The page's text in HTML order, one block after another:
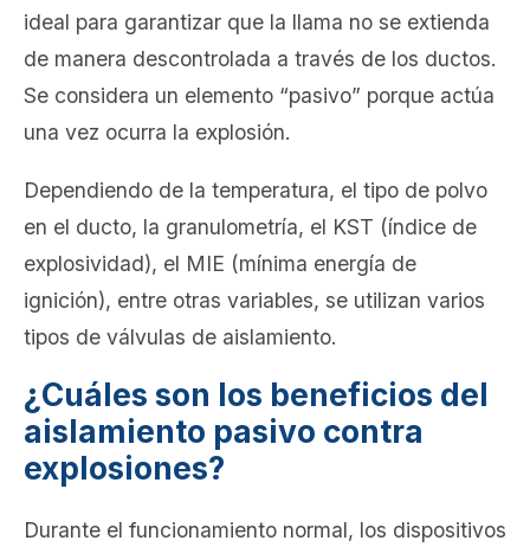
ideal para garantizar que la llama no se extienda
de manera descontrolada a través de los ductos.
Se considera un elemento “pasivo” porque actúa
una vez ocurra la explosión.
Dependiendo de la temperatura, el tipo de polvo
en el ducto, la granulometría, el KST (índice de
explosividad), el MIE (mínima energía de
ignición), entre otras variables, se utilizan varios
tipos de válvulas de aislamiento.
¿Cuáles son los beneficios del
aislamiento pasivo contra
explosiones?
Durante el funcionamiento normal, los dispositivos